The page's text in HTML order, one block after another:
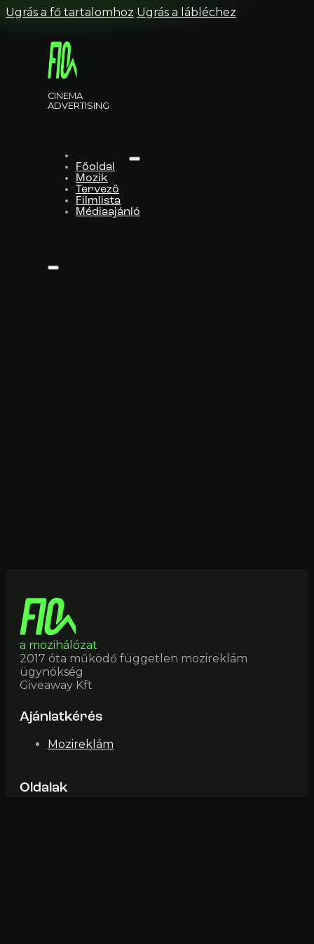
Ugrás a fő tartalomhoz Ugrás a lábléchez
CINEMA
ADVERTISING
Főoldal
Mozik
Tervező
Filmlista
Médiaajánló
a mozihálózat
2017 óta működő független mozireklám
ügynökség
Giveaway Kft
Ajánlatkérés
Mozireklám
Oldalak